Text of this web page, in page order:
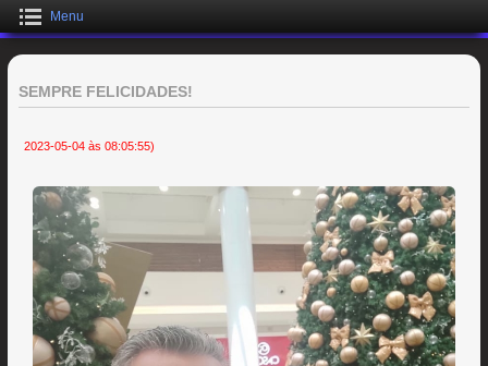
Menu
SEMPRE FELICIDADES!
2023-05-04 às 08:05:55)